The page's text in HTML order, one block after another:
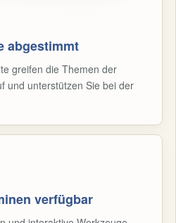
abgestimmt
greifen die Themen der
und unterstützen Sie bei der
verfügbar